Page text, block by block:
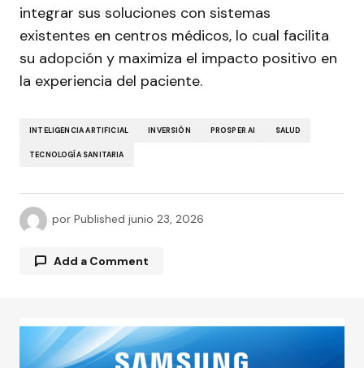
integrar sus soluciones con sistemas
existentes en centros médicos, lo cual facilita
su adopción y maximiza el impacto positivo en
la experiencia del paciente.
INTELIGENCIA ARTIFICIAL INVERSIÓN PROSPER AI SALUD
TECNOLOGÍA SANITARIA
por Published junio 23, 2026
Add a Comment
Tu dirección de correo electrónico no será
publicada.Los campos obligatorios están
marcados con*